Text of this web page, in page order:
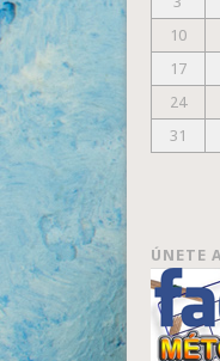
10
17
24
31
ÚNETE